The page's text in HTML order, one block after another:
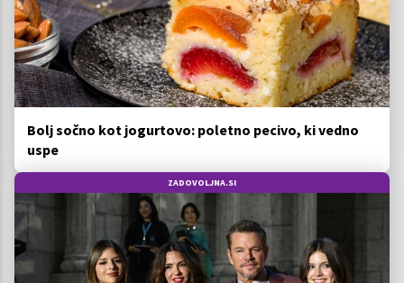
Bolj sočno kot jogurtovo: poletno pecivo, ki vedno
uspe
ZADOVOLJNA.SI